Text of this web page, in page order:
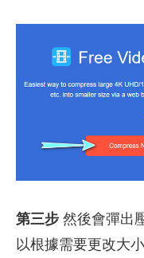
第三步 然後會彈出
以根據需要更改大